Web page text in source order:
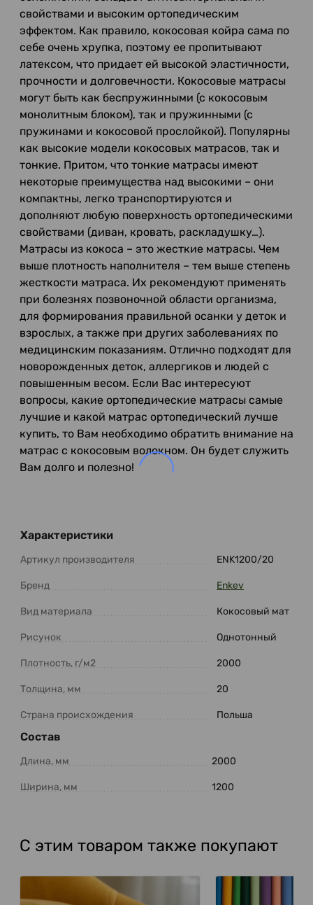
свойствами и высоким ортопедическим
эффектом. Как правило, кокосовая койра сама по
себе очень хрупка, поэтому ее пропитывают
латексом, что придает ей высокой эластичности,
прочности и долговечности. Кокосовые матрасы
могут быть как беспружинными (с кокосовым
монолитным блоком), так и пружинными (с
пружинами и кокосовой прослойкой). Популярны
как высокие модели кокосовых матрасов, так и
тонкие. Притом, что тонкие матрасы имеют
некоторые преимущества над высокими – они
компактны, легко транспортируются и
дополняют любую поверхность ортопедическими
свойствами (диван, кровать, раскладушку…).
Матрасы из кокоса – это жесткие матрасы. Чем
выше плотность наполнителя – тем выше степень
жесткости матраса. Их рекомендуют применять
при болезнях позвоночной области организма,
для формирования правильной осанки у деток и
взрослых, а также при других заболеваниях по
медицинским показаниям. Отлично подходят для
новорожденных деток, аллергиков и людей с
повышенным весом. Если Вас интересуют
вопросы, какие ортопедические матрасы самые
лучшие и какой матрас ортопедический лучше
купить, то Вам необходимо обратить внимание на
матрас с кокосовым волокном. Он будет служить
Вам долго и полезно!
Характеристики
Артикул производителя ENK1200/20
Бренд Enkev
Вид материала Кокосовый мат
Рисунок Однотонный
Плотность, г/м2 2000
Толщина, мм 20
Страна происхождения Польша
Состав
Длина, мм 2000
Ширина, мм 1200
С этим товаром также покупают